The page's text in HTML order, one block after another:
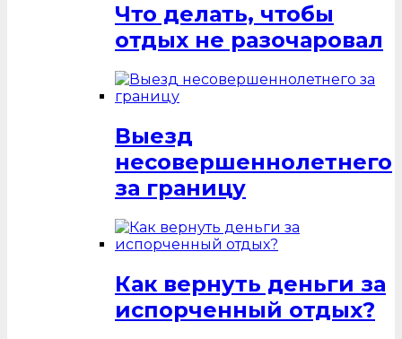
Что делать, чтобы
отдых не разочаровал
Выезд
несовершеннолетнего
за границу
Как вернуть деньги за
испорченный отдых?